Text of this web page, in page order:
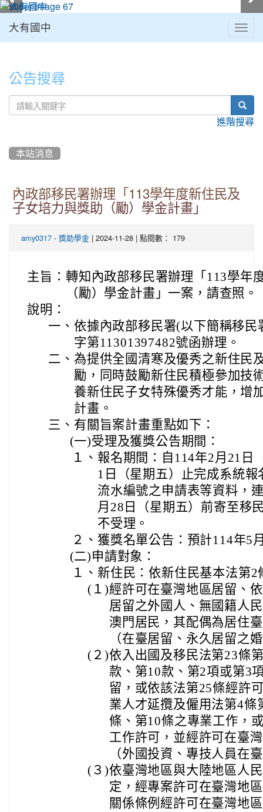
大有國中
公告搜尋
進階搜尋
本站消息
內政部移民署辦理「113學年度新住民及
子女培力與獎助（勵）學金計畫」
amy0317 - 獎助學金 | 2024-11-28 | 點閱數： 179
主旨： 轉知內政部移民署辦理「113學年
（勵）學金計畫」一案，請查照。
說明：
一、 依據內政部移民署(以下簡稱移民
字第11301397482號函辦理。
二、 為提供全國清寒及優秀之新住民
勵，同時鼓勵新住民積極參加技
養新住民子女特殊優秀才能，增
計畫。
三、 有關旨案計畫重點如下：
(一)受理及獲獎公告期間：
１、 報名期間：自114年2月21日
1日（星期五）止完成系統
流水編號之申請表等資料，
月28日（星期五）前寄至移
不受理。
２、 獲獎名單公告：預計114年5
(二)申請對象：
１、 新住民：依新住民基本法第
(１)經許可在臺灣地區居留、
居留之外國人、無國籍人
澳門居民，其配偶為居住
（在臺居留、永久居留之
(２)依入出國及移民法第23條
款、第10款、第2項或第3
留，或依該法第25條經許
業人才延攬及僱用法第4條
條、第10條之專業工作，
工作許可，並經許可在臺
（外國投資、專技人員在
(３)依臺灣地區與大陸地區人
定，經專案許可在臺灣地
關係條例經許可在臺灣地